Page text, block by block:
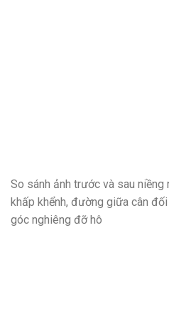
So sánh ảnh trước và sau
khấp khểnh, đường giữa cân
góc nghiêng đỡ hô